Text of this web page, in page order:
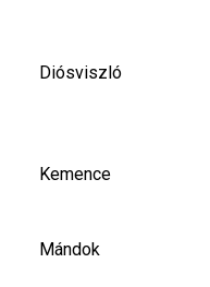
Diósviszló
Kemence
Mándok